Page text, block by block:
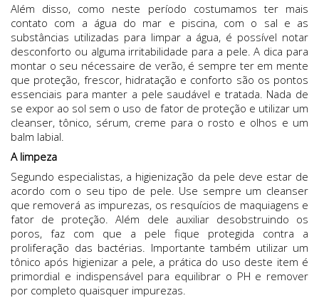
Além disso, como neste período costumamos ter mais
contato com a água do mar e piscina, com o sal e as
substâncias utilizadas para limpar a água, é possível notar
desconforto ou alguma irritabilidade para a pele. A dica para
montar o seu nécessaire de verão, é sempre ter em mente
que proteção, frescor, hidratação e conforto são os pontos
essenciais para manter a pele saudável e tratada. Nada de
se expor ao sol sem o uso de fator de proteção e utilizar um
cleanser, tônico, sérum, creme para o rosto e olhos e um
balm labial.
A limpeza
Segundo especialistas, a higienização da pele deve estar de
acordo com o seu tipo de pele. Use sempre um cleanser
que removerá as impurezas, os resquícios de maquiagens e
fator de proteção. Além dele auxiliar desobstruindo os
poros, faz com que a pele fique protegida contra a
proliferação das bactérias. Importante também utilizar um
tônico após higienizar a pele, a prática do uso deste item é
primordial e indispensável para equilibrar o PH e remover
por completo quaisquer impurezas.